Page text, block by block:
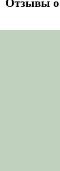
Отзывы о